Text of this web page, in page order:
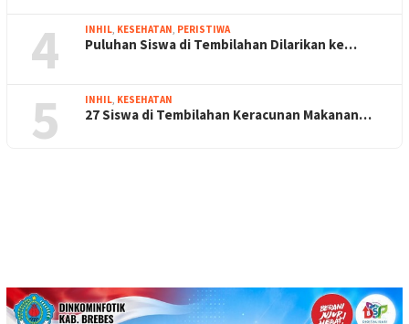
4 INHIL, KESEHATAN, PERISTIWA
Puluhan Siswa di Tembilahan Dilarikan ke…
5 INHIL, KESEHATAN
27 Siswa di Tembilahan Keracunan Makanan…